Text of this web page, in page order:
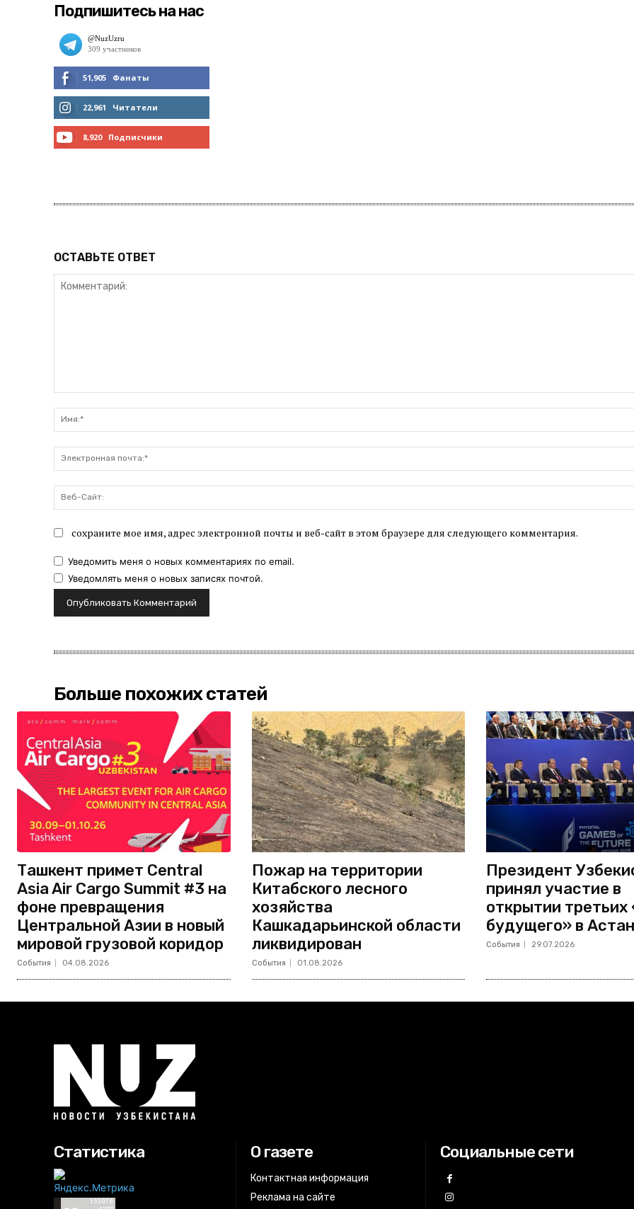
Подпишитесь на нас
51,905 Фанаты
МНЕ НРАВИТСЯ
22,961 Читатели
8,920 Подписчики
ОСТАВЬТЕ ОТВЕТ
сохраните мое имя, адрес электронной почты и веб-сайт в этом браузере для следующего комментария.
Уведомить меня о новых комментариях по email.
Уведомлять меня о новых записях почтой.
Больше похожих статей
Ташкент примет Central
Asia Air Cargo Summit #3 на
фоне превращения
Центральной Азии в новый
мировой грузовой коридор
События 04.08.2026
Пожар на территории
Китабского лесного
хозяйства
Кашкадарьинской области
ликвидирован
События 01.08.2026
Президент
принял участие в
открытии третьих
будущего» в
События 29.07.2026
Статистика О газете
Контактная информация
Реклама на сайте
Социальные сети